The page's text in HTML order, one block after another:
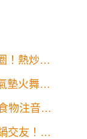
！熱炒酒
墊火舞表
物注音揭
交友！椒